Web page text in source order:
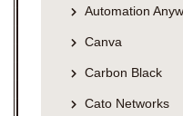
Automation
Canva
Carbon Black
Cato Networks